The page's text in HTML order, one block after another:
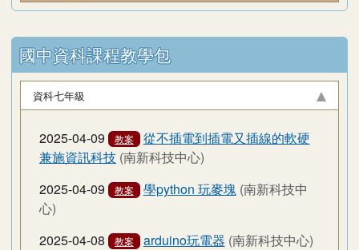
國中資科課程教學包
資科七年級
2025-04-09 教案
從不插電到插電又插線的軟硬
兼施資訊科技 (南新科技中心)
2025-04-09
教案 學python 玩麥塊 (南新科技中
心)
2025-04-08
教案 arduino玩電器 (南新科技中心)